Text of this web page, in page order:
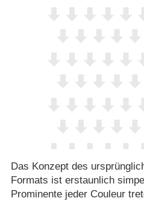
Das Konzept des
Formats ist erstaunlich
Prominente jeder Couleur